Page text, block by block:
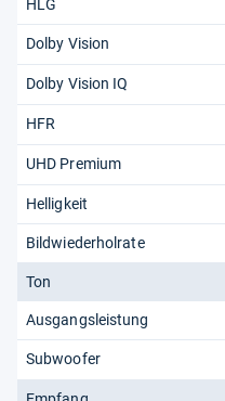
HLG
Dolby Vision
Dolby Vision IQ
HFR
UHD Premium
Helligkeit
Bildwiederholrate
Ton
Ausgangsleistung
Subwoofer